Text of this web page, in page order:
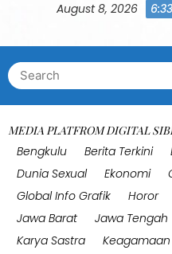
August 8, 2026
Search
for:
MEDIA PLATFROM DIGITAL
Bengkulu
Berita Terkini
Dunia Sexual
Ekonomi
Global Info Grafik
Horor
Jawa Barat
Jawa Tengah
Karya Sastra
Keagamaan